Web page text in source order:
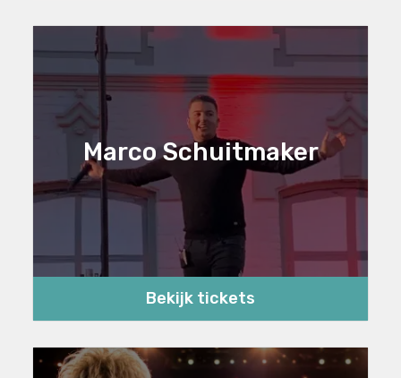
Marco Schuitmaker
Bekijk tickets